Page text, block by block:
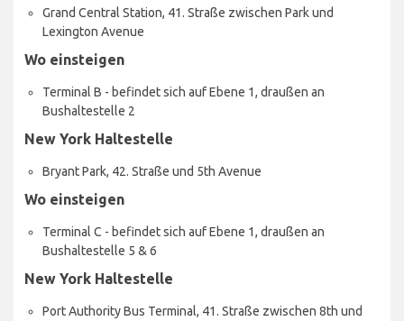
Grand Central Station, 41. Straße zwischen Park und
Lexington Avenue
Wo einsteigen
Terminal B - befindet sich auf Ebene 1, draußen an
Bushaltestelle 2
New York Haltestelle
Bryant Park, 42. Straße und 5th Avenue
Wo einsteigen
Terminal C - befindet sich auf Ebene 1, draußen an
Bushaltestelle 5 & 6
New York Haltestelle
Port Authority Bus Terminal, 41. Straße zwischen 8th und